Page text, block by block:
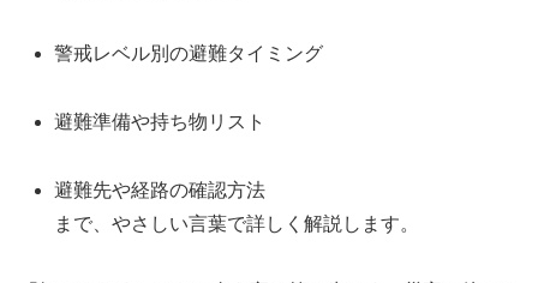
警戒レベル別の避難タイミング
避難準備や持ち物リスト
避難先や経路の確認方法
まで、やさしい言葉で詳しく解説します。